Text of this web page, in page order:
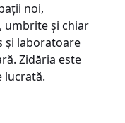
noi,
umbrite și chiar
și laboratoare
Zidăria este
lucrată.